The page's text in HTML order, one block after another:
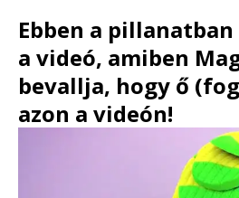
Ebben a
a videó, amiben
bevallja, hogy ő
azon a videón!